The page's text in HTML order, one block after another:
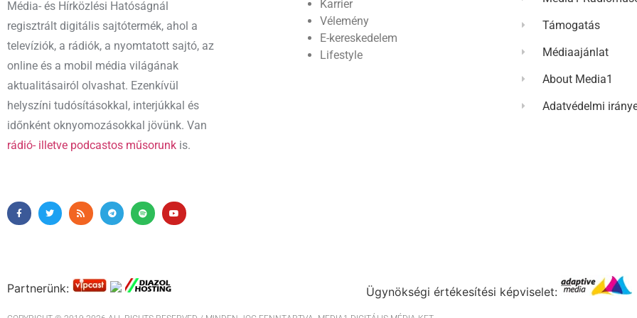
Média- és Hírközlési Hatóságnál
regisztrált digitális sajtótermék, ahol a
televíziók, a rádiók, a nyomtatott sajtó, az
online és a mobil média világának
aktualitásairól olvashat. Ezenkívül
helyszíni tudósításokkal, interjúkkal és
időnként oknyomozásokkal jövünk. Van
rádió- illetve podcastos műsorunk is.
Karrier
Vélemény
E-kereskedelem
Lifestyle
Támogatás
Médiaajánlat
About Media1
Adatvédelmi
Partnerünk: Ügynökségi értékesítési képviselet: